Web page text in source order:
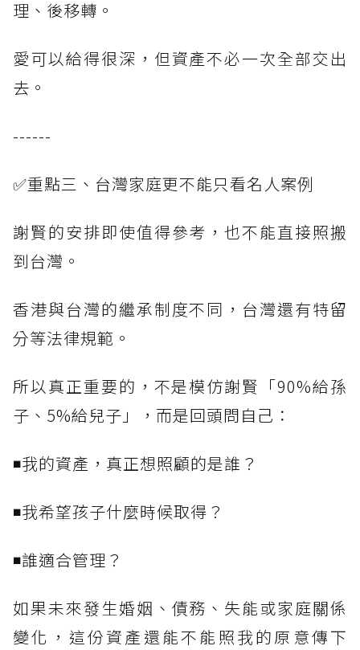
理、後移轉。
愛可以給得很深，但資產不必一次全部交出
去。
------
✅重點三、台灣家庭更不能只看名人案例
謝賢的安排即使值得參考，也不能直接照搬
到台灣。
香港與台灣的繼承制度不同，台灣還有特留
分等法律規範。
所以真正重要的，不是模仿謝賢「90%給孫
子、5%給兒子」，而是回頭問自己：
◾我的資產，真正想照顧的是誰？
◾我希望孩子什麼時候取得？
◾誰適合管理？
如果未來發生婚姻、債務、失能或家庭關係
變化，這份資產還能不能照我的原意傳下